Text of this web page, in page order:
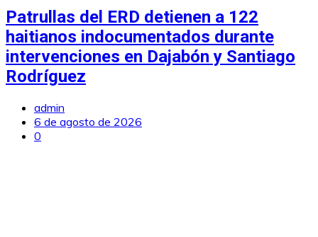
Patrullas del ERD detienen a 122
haitianos indocumentados durante
intervenciones en Dajabón y Santiago
Rodríguez
admin
6 de agosto de 2026
0